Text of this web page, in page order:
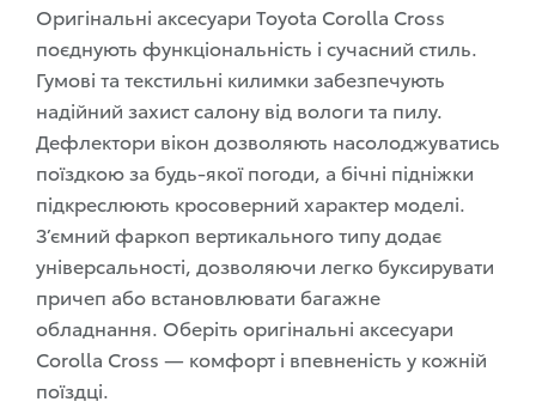
Оригінальні аксесуари Toyota Corolla Cross
поєднують функціональність і сучасний стиль.
Гумові та текстильні килимки забезпечують
надійний захист салону від вологи та пилу.
Дефлектори вікон дозволяють насолоджуватись
поїздкою за будь-якої погоди, а бічні підніжки
підкреслюють кросоверний характер моделі.
З’ємний фаркоп вертикального типу додає
універсальності, дозволяючи легко буксирувати
причеп або встановлювати багажне
обладнання. Оберіть оригінальні аксесуари
Corolla Cross — комфорт і впевненість у кожній
поїздці.